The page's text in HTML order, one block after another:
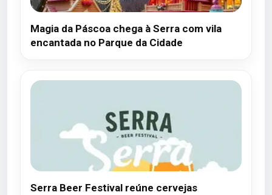
Magia da Páscoa chega à Serra com vila
encantada no Parque da Cidade
Serra Beer Festival reúne cervejas